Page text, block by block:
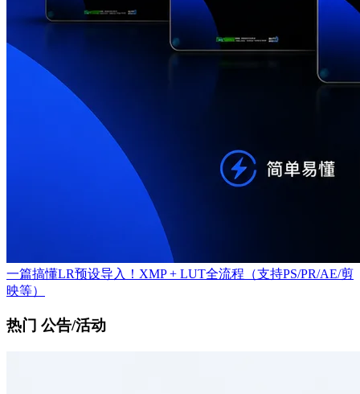
一篇搞懂LR预设导入！XMP + LUT全流程（支持PS/PR/AE/剪
映等）
热门 公告/活动